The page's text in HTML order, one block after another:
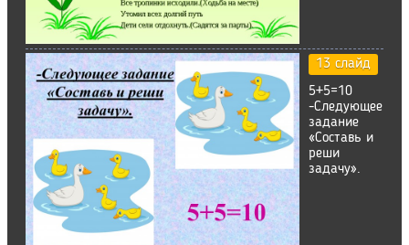
13 слайд
5+5=10
-Следующее
задание
«Составь и
реши
задачу».